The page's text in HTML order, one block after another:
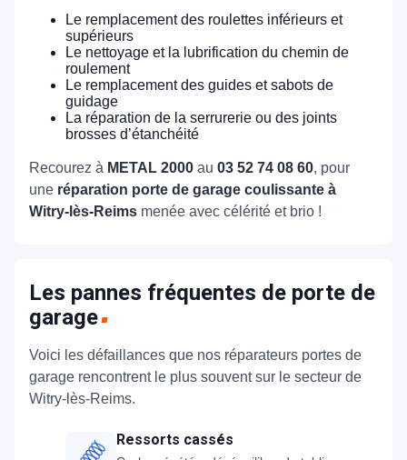
Le remplacement des roulettes inférieurs et
supérieurs
Le nettoyage et la lubrification du chemin de
roulement
Le remplacement des guides et sabots de
guidage
La réparation de la serrurerie ou des joints
brosses d’étanchéité
Recourez à METAL 2000 au 03 52 74 08 60, pour
une réparation porte de garage coulissante à
Witry-lès-Reims menée avec célérité et brio !
Les pannes fréquentes de porte de
garage
Voici les défaillances que nos réparateurs portes de
garage rencontrent le plus souvent sur le secteur de
Witry-lès-Reims.
Ressorts cassés